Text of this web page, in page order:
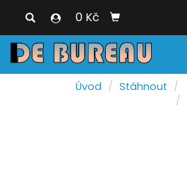
0 Kč
Úvod Stáhnout